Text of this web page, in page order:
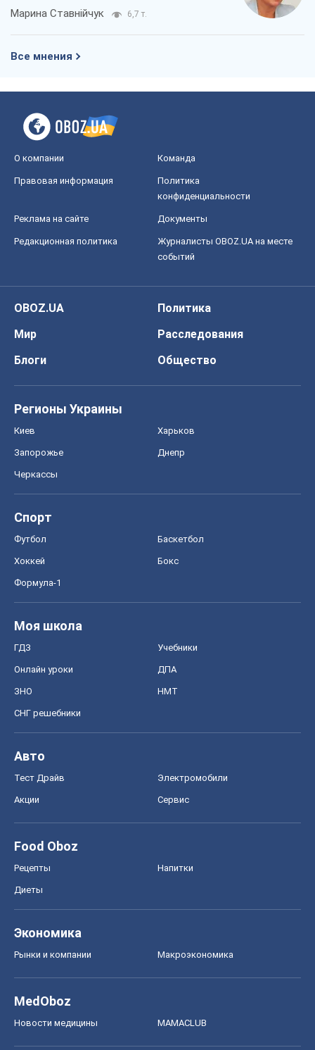
Марина Ставнійчук 6,7 т.
Все мнения
О компании Команда
Правовая информация
Политика
конфиденциальности
Реклама на сайте Документы
Редакционная политика
Журналисты OBOZ.UA на месте
событий
OBOZ.UA
Политика
Мир
Расследования
Блоги
Общество
Регионы Украины
Киев Харьков
Запорожье Днепр
Черкассы
Спорт
Футбол Баскетбол
Хоккей Бокс
Формула-1
Моя школа
ГДЗ Учебники
Онлайн уроки ДПА
ЗНО НМТ
СНГ решебники
Авто
Тест Драйв Электромобили
Акции Сервис
Food Oboz
Рецепты Напитки
Диеты
Экономика
Рынки и компании Mакроэкономика
MedOboz
Новости медицины MAMACLUB